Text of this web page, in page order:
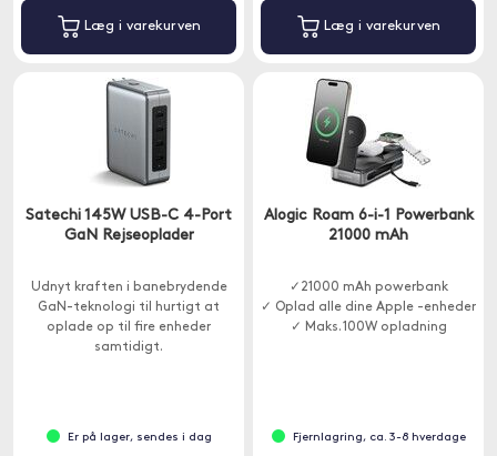
Læg i varekurven Læg i varekurven
Satechi 145W USB-C 4-Port
GaN Rejseoplader
Udnyt kraften i banebrydende
GaN-teknologi til hurtigt at
oplade op til fire enheder
samtidigt.
Er på lager, sendes i dag
Alogic Roam 6-i-1 Powerbank
21000 mAh
✓21000 mAh powerbank
✓ Oplad alle dine Apple -enheder
✓ Maks. 100W opladning
Fjernlagring, ca. 3-8 hverdage